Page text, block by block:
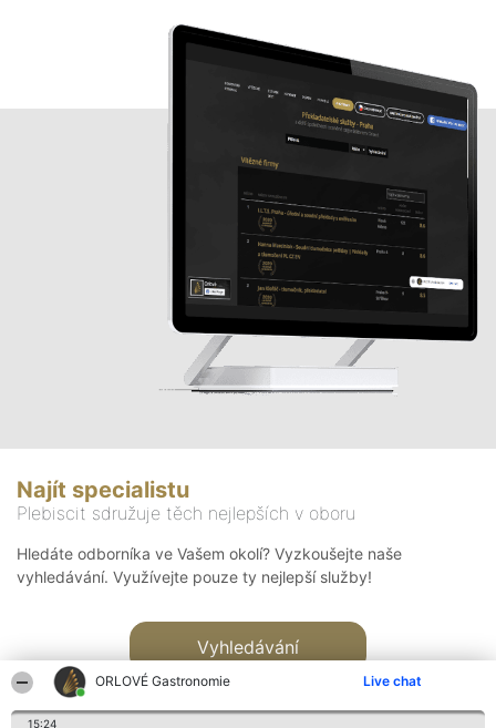
ORLOVÉ Gastronomie Live chat
15:24
Najít specialistu
Plebiscit sdružuje těch nejlepších v oboru
Hledáte odborníka ve Vašem okolí? Vyzkoušejte naše
vyhledávání. Využívejte pouze ty nejlepší služby!
Vyhledávání